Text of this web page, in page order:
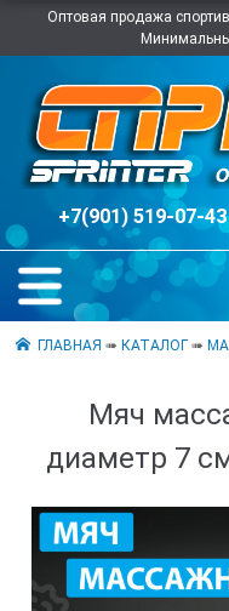
Оптовая продажа
+7(901) 519-07-43
ГЛАВНАЯ ➠КАТАЛОГ ➠
Мяч
диаметр 7